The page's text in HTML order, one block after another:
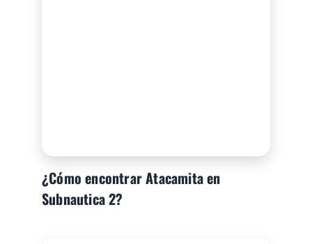
¿Cómo encontrar Atacamita en
Subnautica 2?